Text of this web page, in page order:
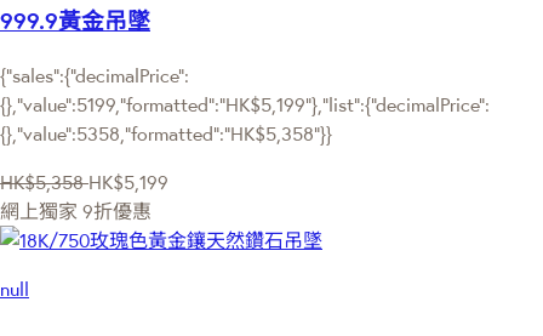
999.9黃金吊墜
{"sales":{"decimalPrice":
{},"value":5199,"formatted":"HK$5,199"},"list":{"decimalPrice":
{},"value":5358,"formatted":"HK$5,358"}}
HK$5,358 HK$5,199
網上獨家 9折優惠
null